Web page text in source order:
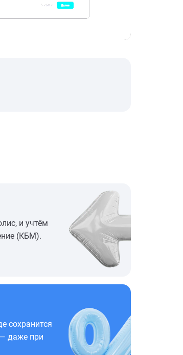
и учтём
(КБМ).
сохранится
даже при